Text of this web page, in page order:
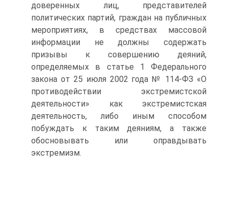
доверенных лиц, представителей
политических партий, граждан на публичных
мероприятиях, в средствах массовой
информации не должны содержать
призывы к совершению деяний,
определяемых в статье 1 Федерального
закона от 25 июля 2002 года № 114-ФЗ «О
противодействии экстремистской
деятельности» как экстремистская
деятельность, либо иным способом
побуждать к таким деяниям, а также
обосновывать или оправдывать
экстремизм.